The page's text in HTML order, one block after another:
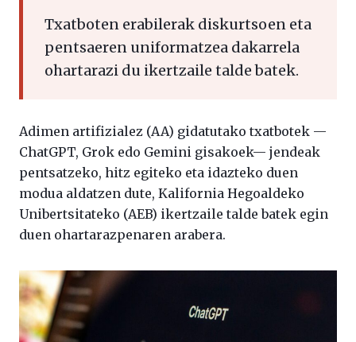
Txatboten erabilerak diskurtsoen eta
pentsaeren uniformatzea dakarrela
ohartarazi du ikertzaile talde batek.
Adimen artifizialez (AA) gidatutako txatbotek —
ChatGPT, Grok edo Gemini gisakoek— jendeak
pentsatzeko, hitz egiteko eta idazteko duen
modua aldatzen dute, Kalifornia Hegoaldeko
Unibertsitateko (AEB) ikertzaile talde batek egin
duen ohartarazpenaren arabera.